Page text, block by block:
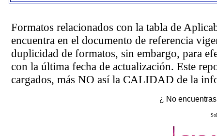
Formatos relacionados con la tabla de
encuentra en el documento de referencia
duplicidad de formatos, sin embargo, para
con la última fecha de actualización. Este
cargados, más NO así la CALIDAD de la
¿ No